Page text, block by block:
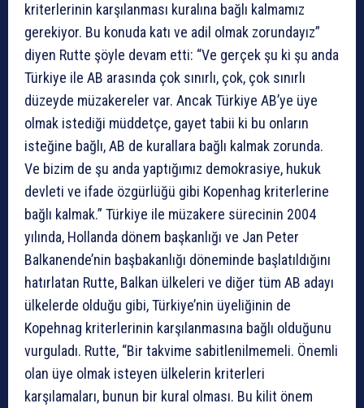
kriterlerinin karşılanması kuralına bağlı kalmamız
gerekiyor. Bu konuda katı ve adil olmak zorundayız”
diyen Rutte şöyle devam etti: “Ve gerçek şu ki şu anda
Türkiye ile AB arasında çok sınırlı, çok, çok sınırlı
düzeyde müzakereler var. Ancak Türkiye AB’ye üye
olmak istediği müddetçe, gayet tabii ki bu onların
isteğine bağlı, AB de kurallara bağlı kalmak zorunda.
Ve bizim de şu anda yaptığımız demokrasiye, hukuk
devleti ve ifade özgürlüğü gibi Kopenhag kriterlerine
bağlı kalmak.” Türkiye ile müzakere sürecinin 2004
yılında, Hollanda dönem başkanlığı ve Jan Peter
Balkanende’nin başbakanlığı döneminde başlatıldığını
hatırlatan Rutte, Balkan ülkeleri ve diğer tüm AB adayı
ülkelerde olduğu gibi, Türkiye’nin üyeliğinin de
Kopehnag kriterlerinin karşılanmasına bağlı olduğunu
vurguladı. Rutte, “Bir takvime sabitlenilmemeli. Önemli
olan üye olmak isteyen ülkelerin kriterleri
karşılamaları, bunun bir kural olması. Bu kilit önem